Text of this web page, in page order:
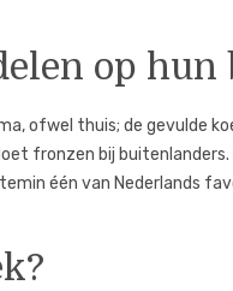
op hun
ofwel thuis; de gevulde
fronzen bij buitenlanders.
één van Nederlands